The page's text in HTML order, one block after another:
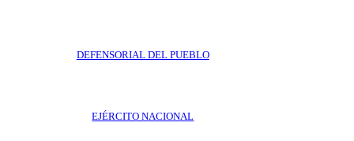
DEFENSORIAL DEL PUEBLO
EJÉRCITO NACIONAL